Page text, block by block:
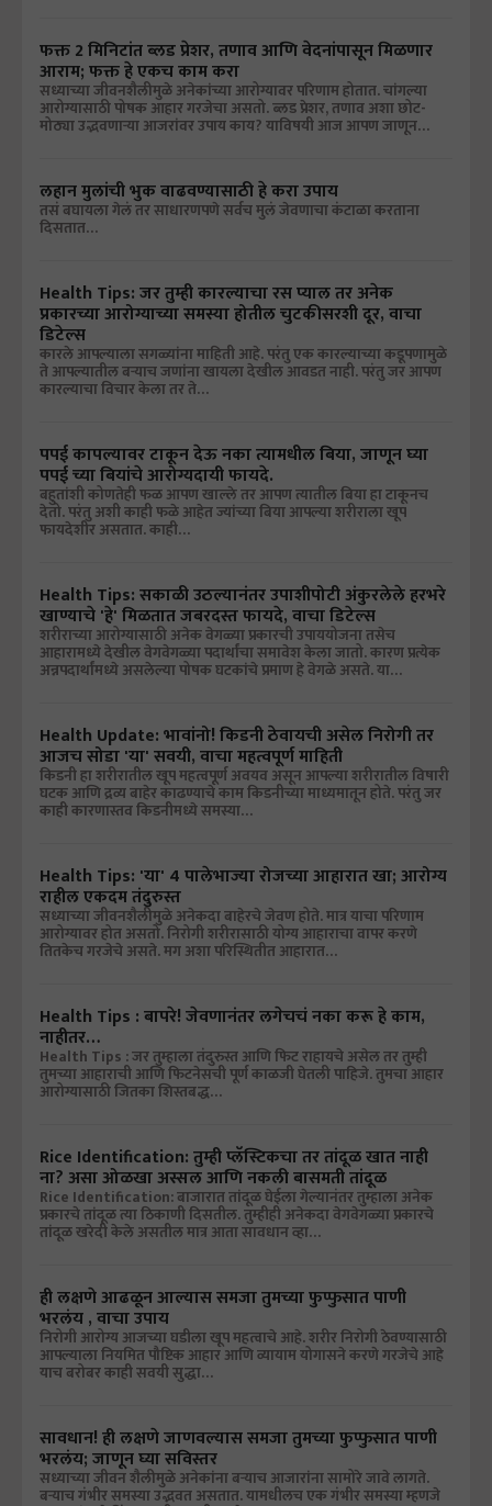
फक्त 2 मिनिटांत ब्लड प्रेशर, तणाव आणि वेदनांपासून मिळणार
आराम; फक्त हे एकच काम करा
सध्याच्या जीवनशैलीमुळे अनेकांच्या आरोग्यावर परिणाम होतात. चांगल्या
आरोग्यासाठी पोषक आहार गरजेचा असतो. ब्लड प्रेशर, तणाव अशा छोट-
मोठ्या उद्भवणाऱ्या आजरांवर उपाय काय? याविषयी आज आपण जाणून…
लहान मुलांची भुक वाढवण्यासाठी हे करा उपाय
तसं बघायला गेलं तर साधारणपणे सर्वच मुलं जेवणाचा कंटाळा करताना
दिसतात…
Health Tips: जर तुम्ही कारल्याचा रस प्याल तर अनेक
प्रकारच्या आरोग्याच्या समस्या होतील चुटकीसरशी दूर, वाचा
डिटेल्स
कारले आपल्याला सगळ्यांना माहिती आहे. परंतु एक कारल्याच्या कडूपणामुळे
ते आपल्यातील बऱ्याच जणांना खायला देखील आवडत नाही. परंतु जर आपण
कारल्याचा विचार केला तर ते…
पपई कापल्यावर टाकून देऊ नका त्यामधील बिया, जाणून घ्या
पपई च्या बियांचे आरोग्यदायी फायदे.
बहुतांशी कोणतेही फळ आपण खाल्ले तर आपण त्यातील बिया हा टाकूनच
देतो. परंतु अशी काही फळे आहेत ज्यांच्या बिया आपल्या शरीराला खूप
फायदेशीर असतात. काही…
Health Tips: सकाळी उठल्यानंतर उपाशीपोटी अंकुरलेले हरभरे
खाण्याचे 'हे' मिळतात जबरदस्त फायदे, वाचा डिटेल्स
शरीराच्या आरोग्यासाठी अनेक वेगळ्या प्रकारची उपाययोजना तसेच
आहारामध्ये देखील वेगवेगळ्या पदार्थांचा समावेश केला जातो. कारण प्रत्येक
अन्नपदार्थांमध्ये असलेल्या पोषक घटकांचे प्रमाण हे वेगळे असते. या…
Health Update: भावांनो! किडनी ठेवायची असेल निरोगी तर
आजच सोडा 'या' सवयी, वाचा महत्वपूर्ण माहिती
किडनी हा शरीरातील खूप महत्वपूर्ण अवयव असून आपल्या शरीरातील विषारी
घटक आणि द्रव्य बाहेर काढण्याचे काम किडनीच्या माध्यमातून होते. परंतु जर
काही कारणास्तव किडनीमध्ये समस्या…
Health Tips: 'या' 4 पालेभाज्या रोजच्या आहारात खा; आरोग्य
राहील एकदम तंदुरुस्त
सध्याच्या जीवनशैलीमुळे अनेकदा बाहेरचे जेवण होते. मात्र याचा परिणाम
आरोग्यावर होत असतो. निरोगी शरीरासाठी योग्य आहाराचा वापर करणे
तितकेच गरजेचे असते. मग अशा परिस्थितीत आहारात…
Health Tips : बापरे! जेवणानंतर लगेचचं नका करू हे काम,
नाहीतर…
Health Tips : जर तुम्हाला तंदुरुस्त आणि फिट राहायचे असेल तर तुम्ही
तुमच्या आहाराची आणि फिटनेसची पूर्ण काळजी घेतली पाहिजे. तुमचा आहार
आरोग्यासाठी जितका शिस्तबद्ध…
Rice Identification: तुम्ही प्लॅस्टिकचा तर तांदूळ खात नाही
ना? असा ओळखा अस्सल आणि नकली बासमती तांदूळ
Rice Identification: बाजारात तांदूळ घेईला गेल्यानंतर तुम्हाला अनेक
प्रकारचे तांदूळ त्या ठिकाणी दिसतील. तुम्हीही अनेकदा वेगवेगळ्या प्रकारचे
तांदूळ खरेदी केले असतील मात्र आता सावधान व्हा…
ही लक्षणे आढळून आल्यास समजा तुमच्या फुप्फुसात पाणी
भरलंय , वाचा उपाय
निरोगी आरोग्य आजच्या घडीला खूप महत्वाचे आहे. शरीर निरोगी ठेवण्यासाठी
आपल्याला नियमित पौष्टिक आहार आणि व्यायाम योगासने करणे गरजेचे आहे
याच बरोबर काही सवयी सुद्धा…
सावधान! ही लक्षणे जाणवल्यास समजा तुमच्या फुप्फुसात पाणी
भरलंय; जाणून घ्या सविस्तर
सध्याच्या जीवन शैलीमुळे अनेकांना बऱ्याच आजारांना सामोरे जावे लागते.
बऱ्याच गंभीर समस्या उद्भवत असतात. यामधीलच एक गंभीर समस्या म्हणजे